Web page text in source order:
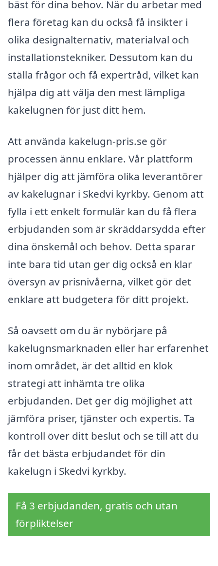
bäst för dina behov. När du arbetar med
flera företag kan du också få insikter i
olika designalternativ, materialval och
installationstekniker. Dessutom kan du
ställa frågor och få expertråd, vilket kan
hjälpa dig att välja den mest lämpliga
kakelugnen för just ditt hem.
Att använda kakelugn-pris.se gör
processen ännu enklare. Vår plattform
hjälper dig att jämföra olika leverantörer
av kakelugnar i Skedvi kyrkby. Genom att
fylla i ett enkelt formulär kan du få flera
erbjudanden som är skräddarsydda efter
dina önskemål och behov. Detta sparar
inte bara tid utan ger dig också en klar
översyn av prisnivåerna, vilket gör det
enklare att budgetera för ditt projekt.
Så oavsett om du är nybörjare på
kakelugnsmarknaden eller har erfarenhet
inom området, är det alltid en klok
strategi att inhämta tre olika
erbjudanden. Det ger dig möjlighet att
jämföra priser, tjänster och expertis. Ta
kontroll över ditt beslut och se till att du
får det bästa erbjudandet för din
kakelugn i Skedvi kyrkby.
Få 3 erbjudanden, gratis och utan
förpliktelser